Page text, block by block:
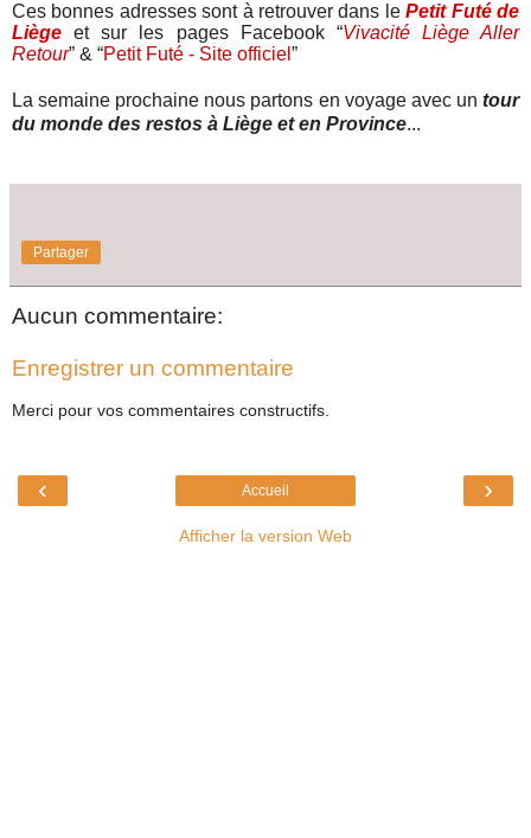
Ces bonnes adresses sont à retrouver dans lePetit Futé de
Liège et sur les pages Facebook “Vivacité Liège Aller
Retour” & “Petit Futé - Site officiel ”
La semaine prochaine nous partons en voyage avec un tour
du monde des restos à Liège et en Province...
Partager
Aucun commentaire:
Enregistrer un commentaire
Merci pour vos commentaires constructifs.
‹ ›
Accueil
Afficher la version Web